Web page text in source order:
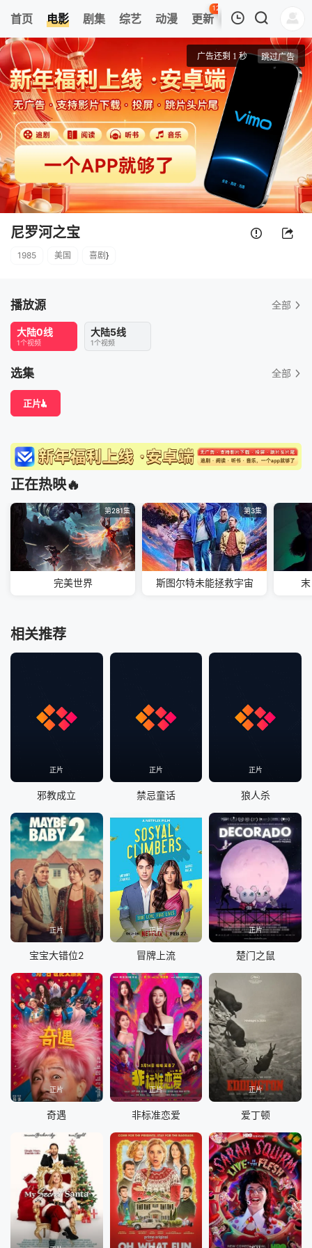
首页 电影 剧集 综艺 动漫 更新
120
热榜 APP
我的观影记录
正片
尼罗河之宝
清空
尼罗河之宝
1985 美国 喜剧 }
播放源 全部
大陆0线
1个视频
大陆5线
1个视频
选集 全部
正片
正在热映🔥
第281集
完美世界
第3集
斯图尔特未能拯救宇宙
相关推荐
正片
邪教成立
正片
禁忌童话
正片
狼人杀
正片
宝宝大错位2
正片
冒牌上流
正片
楚门之鼠
正片
奇遇
正片
非标准恋爱
正片
爱丁顿